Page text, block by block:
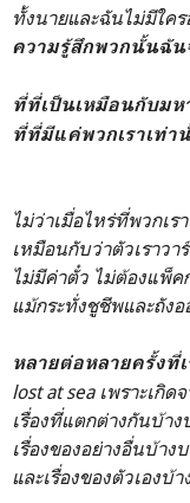
ทั้งนายและฉันไม่มีใค
ความรู้สึกพวกนั้นฉัน
ที่ที่เป็นเหมือนกับมห
ที่ที่มีแค่พวกเราเท่
ไม่ว่าเมื่อไหร่ที่พวกเรา
เหมือนกับว่าตัวเราว
ไม่มีค่าตั๋ว ไม่ต้องแพ็ค
แม้กระทั่งชูชีพและถัง
หลายต่อหลายครั้งที่
lost at sea เพราะเกิด
เรื่องที่แตกต่างกันบ้าง
เรื่องของอย่างอื่นบ้าง
และเรื่องของตัวเองบ้